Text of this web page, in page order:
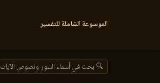
الموسوعة الشاملة للتفسير
🔍 بحث في أسماء السور ونصوص الآيات